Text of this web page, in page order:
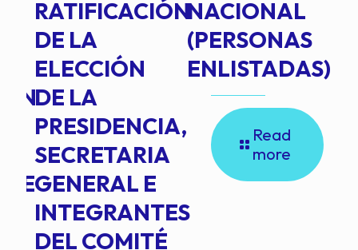
RATIFICACIÓN
DE LA
ELECCIÓN
DE LA
PRESIDENCIA,
SECRETARIA
GENERAL E
INTEGRANTES
DEL COMITÉ
NACIONAL
(PERSONAS
ENLISTADAS)
Read
more